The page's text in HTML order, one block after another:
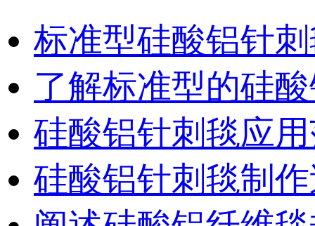
标准型硅酸铝针
了解标准型的硅
硅酸铝针刺毯应
硅酸铝针刺毯制